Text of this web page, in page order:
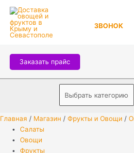
содержимому
ЗВОНОК
Заказать прайс
Главная / Магазин / Фрукты и Овощи /
Салаты
Овощи
Фрукты